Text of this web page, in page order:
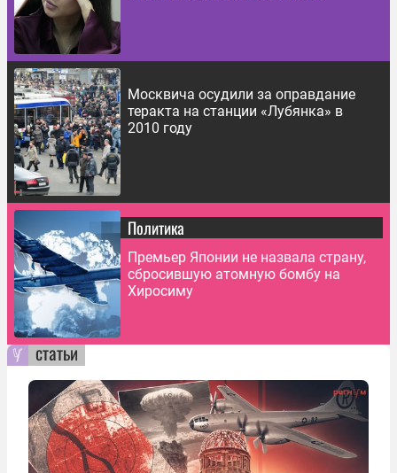
Москвича осудили за оправдание
теракта на станции «Лубянка» в
2010 году
Политика
Премьер Японии не назвала страну,
сбросившую атомную бомбу на
Хиросиму
статьи